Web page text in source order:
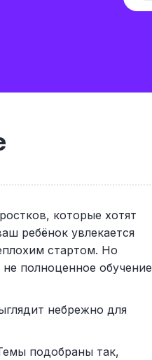
которые хотят
ребёнок увлекается
стартом. Но
полноценное обучение
небрежно для
подобраны так,